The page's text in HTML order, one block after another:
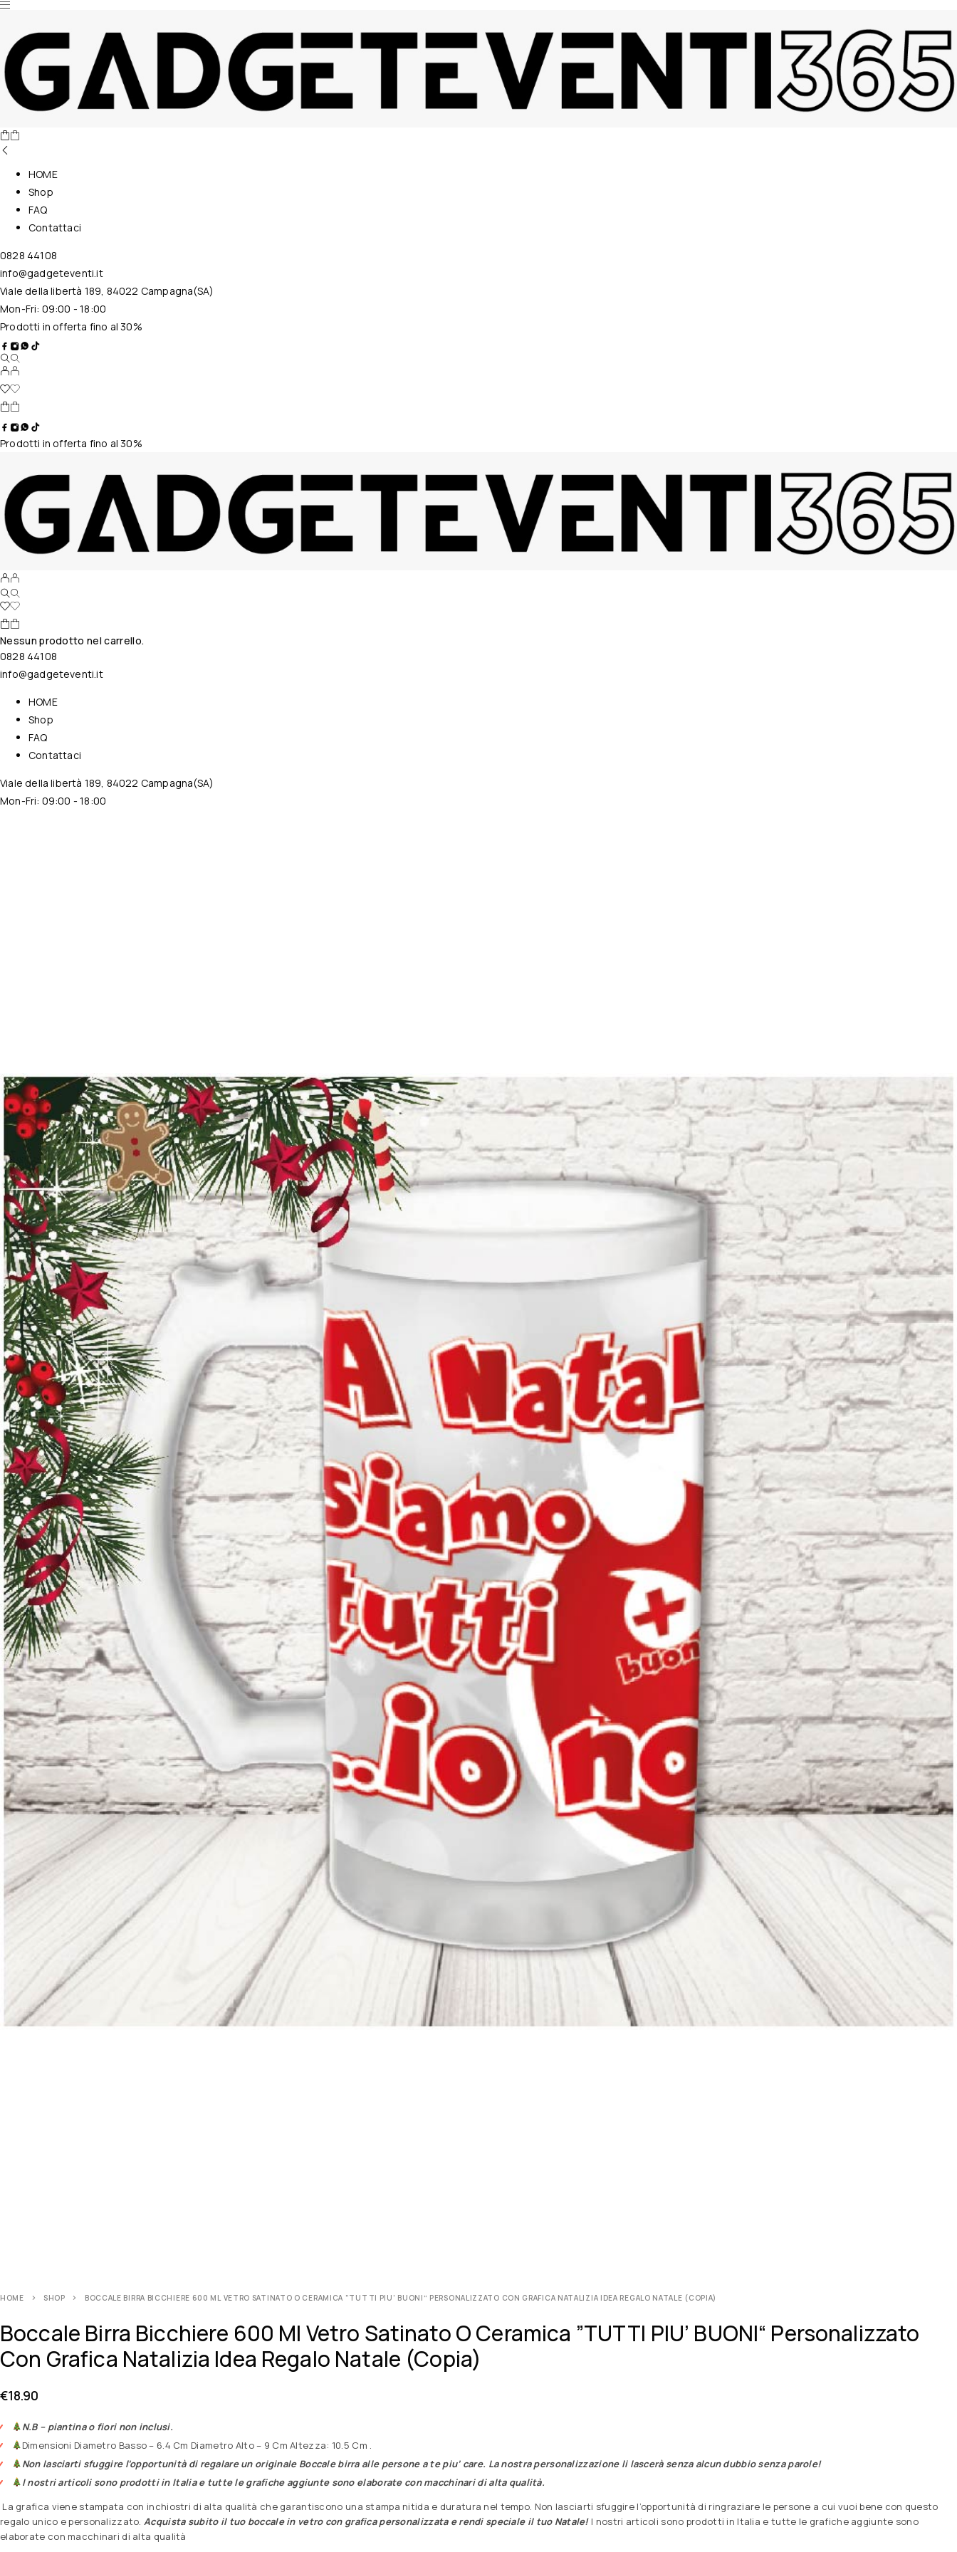
Nessun prodotto nel carrello.
HOME
Shop
FAQ
Contattaci
0828 44108
info@gadgeteventi.it
Viale della libertà 189, 84022 Campagna(SA)
Mon-Fri: 09:00 - 18:00
Prodotti in offerta fino al 30%
Prodotti in offerta fino al 30%
Nessun prodotto nel carrello.
0828 44108
info@gadgeteventi.it
HOME
Shop
FAQ
Contattaci
Viale della libertà 189, 84022 Campagna(SA)
Mon-Fri: 09:00 - 18:00
HOME SHOP BOCCALE BIRRA BICCHIERE 600 ML VETRO SATINATO O CERAMICA ”TUTTI PIU’ BUONI“ PERSONALIZZATO CON GRAFICA NATALIZIA IDEA REGALO NATALE (COPIA)
Boccale Birra Bicchiere 600 Ml Vetro Satinato O Ceramica ”TUTTI PIU’ BUONI“ Personalizzato
Con Grafica Natalizia Idea Regalo Natale (Copia)
€18.90
N.B – piantina o fiori non inclusi.
Dimensioni Diametro Basso – 6.4 Cm Diametro Alto – 9 Cm Altezza: 10.5 Cm .
Non lasciarti sfuggire l’opportunità di regalare un originale Boccale birra alle persone a te piu’ care. La nostra personalizzazione li lascerà senza alcun dubbio senza parole!
I nostri articoli sono prodotti in Italia e tutte le grafiche aggiunte sono elaborate con macchinari di alta qualità.
La grafica viene stampata con inchiostri di alta qualità che garantiscono una stampa nitida e duratura nel tempo. Non lasciarti sfuggire l’opportunità di ringraziare le persone a cui vuoi bene con questo
regalo unico e personalizzato.Acquista subito il tuo boccale in vetro con grafica personalizzata e rendi speciale il tuo Natale! I nostri articoli sono prodotti in Italia e tutte le grafiche aggiunte sono
elaborate con macchinari di alta qualità